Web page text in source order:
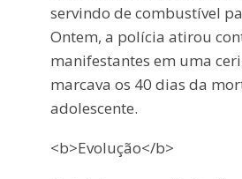
servindo de combustível
Ontem, a polícia atirou
manifestantes em uma
marcava os 40 dias da
adolescente.
<b>Evolução</b>